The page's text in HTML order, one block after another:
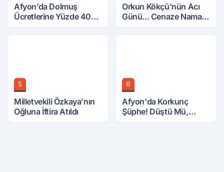
Afyon’da Dolmuş
Ücretlerine Yüzde 40
Orkun Kökçü'nün Acı
Günü... Cenaze Namazı
5
Milletvekili Özkaya’nın
Oğluna İftira Atıldı
6
Afyon'da Korkunç
Şüphe! Düştü Mü,